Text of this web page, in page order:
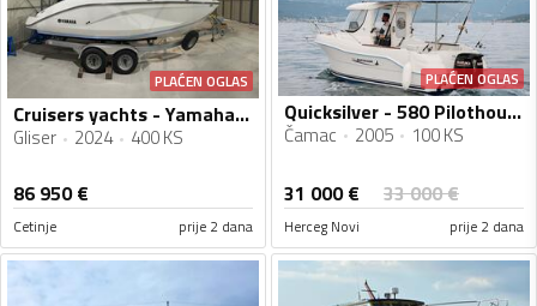
PLAĆEN OGLAS
Cruisers yachts - Yamaha 222 S
Gliser 2024 400 KS
86 950€
Cetinje prije 2 dana
PLAĆEN OGLAS
Quicksilver - 580 Pilothouse
Čamac 2005 100 KS
31 000€ 33 000€
Herceg Novi prije 2 dana